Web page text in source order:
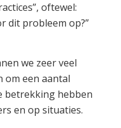
oftewel:
dit probleem op?”
we zeer veel
om een aantal
betrekking hebben
en op situaties.